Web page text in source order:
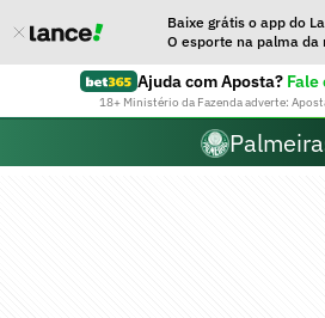
Baixe grátis o app do
O esporte na palma da
Ajuda com Aposta? Fale
18+ Ministério da Fazenda adverte: